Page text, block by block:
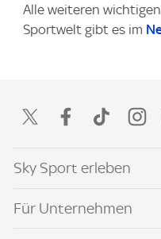
Alle weiteren
Sportwelt gibt es im
Sky Sport erleben
Für Unternehmen